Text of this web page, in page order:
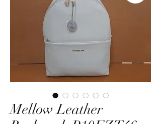
Mellow Leather